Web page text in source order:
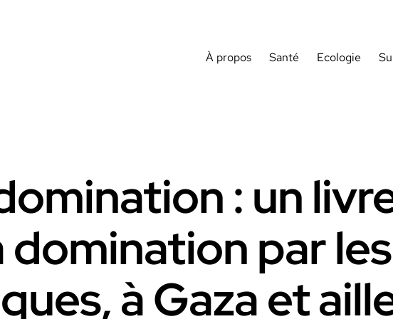
À propos Santé Ecologie
: un
domination par
à Gaza et